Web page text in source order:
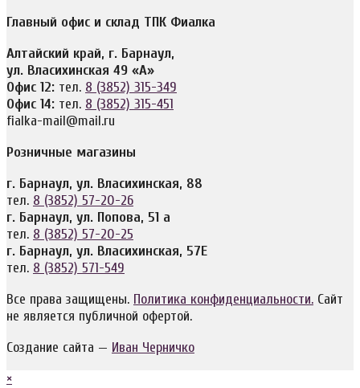
Главный офис и склад ТПК Фиалка
Алтайский край, г. Барнаул,
ул. Власихинская 49 «А»
Офис 12: тел. 8 (3852) 315-349
Офис 14: тел. 8 (3852) 315-451
fialka-mail@mail.ru
Розничные магазины
г. Барнаул, ул. Власихинская, 88
тел. 8 (3852) 57-20-26
г. Барнаул, ул. Попова, 51 а
тел. 8 (3852) 57-20-25
г. Барнаул, ул. Власихинская, 57Е
тел. 8 (3852) 571-549
Все права защищены. Политика конфиденциальности. Сайт
не является публичной офертой.
Создание сайта — Иван Черничко
×